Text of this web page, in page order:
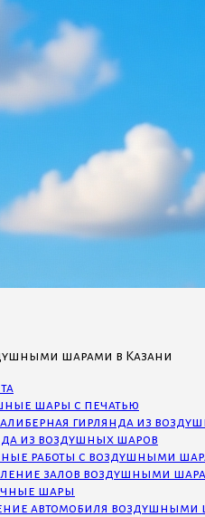
шарами в Казани
шары с печатью
гирлянда из
из воздушных шаров
работы с воздушными
залов воздушными
шары
автомобиля воздушными